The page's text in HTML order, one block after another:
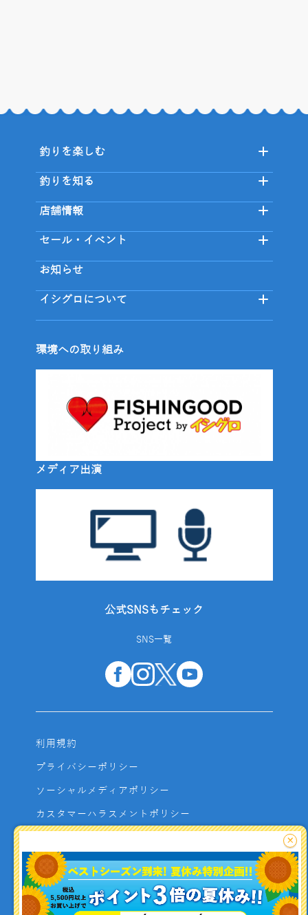
釣りを楽しむ
釣りを知る
店舗情報
セール・イベント
お知らせ
イシグロについて
環境への取り組み
メディア出演
公式SNSもチェック
SNS一覧
利用規約
プライバシーポリシー
ソーシャルメディアポリシー
カスタマーハラスメントポリシー
よくあるご質問
お問い合わせ
利用者資金の保全方法
×